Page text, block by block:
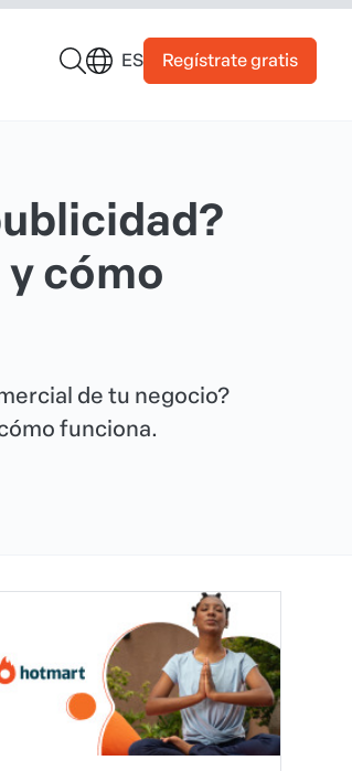
ES Regístrate gratis
cómo
de tu negocio?
funciona.